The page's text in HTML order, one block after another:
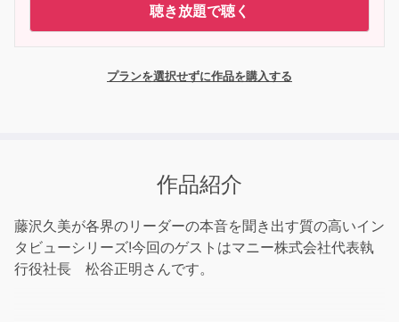
聴き放題で聴く
プランを選択せずに作品を購入する
作品紹介
藤沢久美が各界のリーダーの本音を聞き出す質の高いイン
タビューシリーズ!今回のゲストはマニー株式会社代表執
行役社長 松谷正明さんです。